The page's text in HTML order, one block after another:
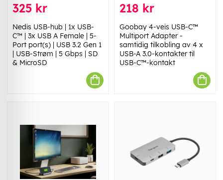
325 kr
Nedis USB-hub | 1x USB-
C™ | 3x USB A Female | 5-
Port port(s) | USB 3.2 Gen 1
| USB-Strøm | 5 Gbps | SD
& MicroSD
218 kr
Goobay 4-veis USB-C™
Multiport Adapter -
samtidig tilkobling av 4 x
USB-A 3.0-kontakter til
USB-C™-kontakt